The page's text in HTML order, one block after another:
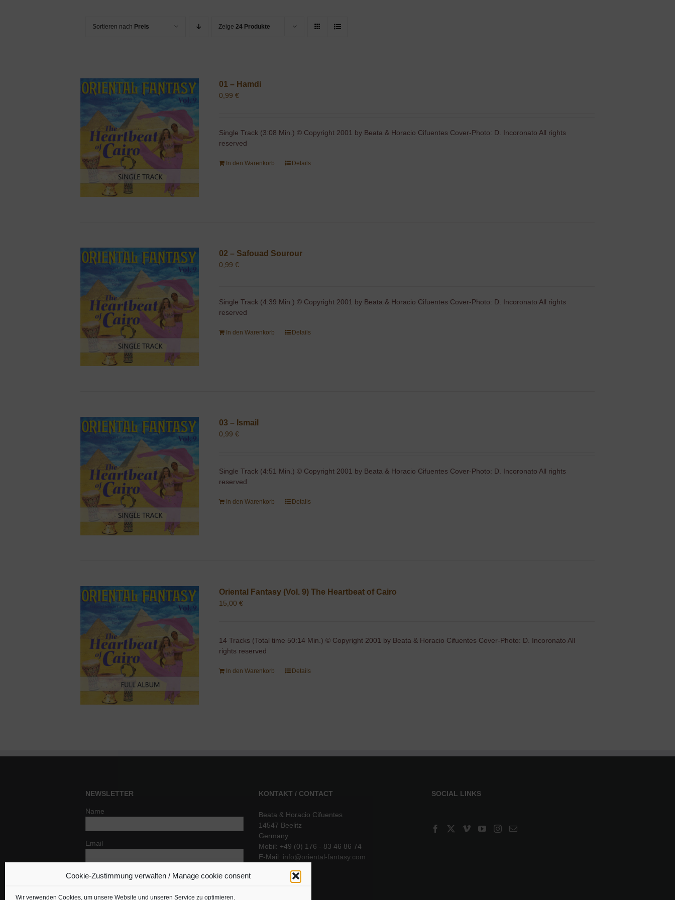
Cookie-Zustimmung verwalten / Manage cookie consent
Wir verwenden Cookies, um unsere Website und unseren Service zu optimieren.
Sortieren nach Preis Zeige 24 Produkte
01 – Hamdi
0,99€
Single Track (3:08 Min.) © Copyright 2001 by Beata & Horacio Cifuentes Cover-Photo: D. Incoronato All rights
reserved
In den Warenkorb Details
02 – Safouad Sourour
0,99€
Single Track (4:39 Min.) © Copyright 2001 by Beata & Horacio Cifuentes Cover-Photo: D. Incoronato All rights
reserved
In den Warenkorb Details
03 – Ismail
0,99€
Single Track (4:51 Min.) © Copyright 2001 by Beata & Horacio Cifuentes Cover-Photo: D. Incoronato All rights
reserved
In den Warenkorb Details
Oriental Fantasy (Vol. 9) The Heartbeat of Cairo
15,00€
14 Tracks (Total time 50:14 Min.) © Copyright 2001 by Beata & Horacio Cifuentes Cover-Photo: D. Incoronato All
rights reserved
In den Warenkorb Details
NEWSLETTER
Name
Email
Indem Du fortfährst, akzeptierst Du unsere
KONTAKT / CONTACT
Beata & Horacio Cifuentes
14547 Beelitz
Germany
Mobil: +49 (0) 176 - 83 46 86 74
E-Mail: info@oriental-fantasy.com
SOCIAL LINKS